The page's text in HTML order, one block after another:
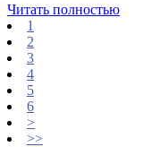
Читать полностью
1
2
3
4
5
6
>
>>